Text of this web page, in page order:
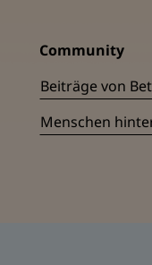
Community
Beiträge von
Menschen